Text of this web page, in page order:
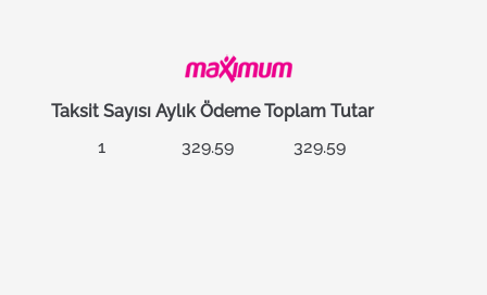
Taksit Sayısı Aylık Ödeme Toplam Tutar
1
329.59 329.59